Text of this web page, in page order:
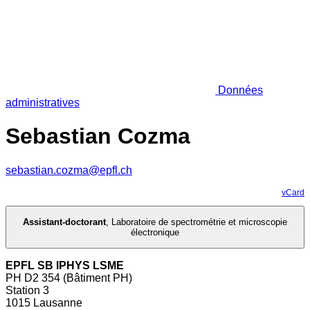
Données
administratives
Sebastian Cozma
sebastian.cozma@epfl.ch
vCard
Assistant-doctorant, Laboratoire de spectrométrie et microscopie
électronique
EPFL SB IPHYS LSME
PH D2 354 (Bâtiment PH)
Station 3
1015 Lausanne